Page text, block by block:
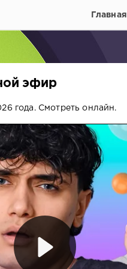
Главная
эфир
года. Смотреть онлайн.